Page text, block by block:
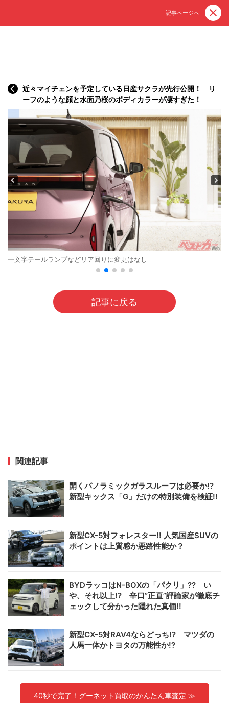
記事ページへ
近々マイチェンを予定している日産サクラが先行公開！ リ
ーフのような顔と水面乃桜のボディカラーが凄すぎた！
一文字テールランプなどリア回りに変更はなし
記事に戻る
関連記事
開くパノラミックガラスルーフは必要か!?
新型キックス「G」だけの特別装備を検証!!
新型CX-5対フォレスター!! 人気国産SUVの
ポイントは上質感か悪路性能か？
BYDラッコはN-BOXの「パクリ」?? い
や、それ以上!? 辛口”正直”評論家が徹底チ
ェックして分かった隠れた真価!!
新型CX-5対RAV4ならどっち!? マツダの
人馬一体かトヨタの万能性か!?
40秒で完了！グーネット買取のかんたん車査定 ≫